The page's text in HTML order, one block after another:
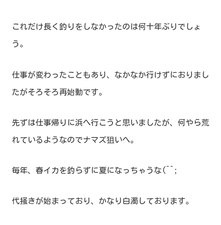
これだけ長く釣りをしなかったのは何十年ぶりでしょ
う。
仕事が変わったこともあり、なかなか行けずにおりまし
たがそろそろ再始動です。
先ずは仕事帰りに浜へ行こうと思いましたが、何やら荒
れているようなのでナマズ狙いへ。
毎年、春イカを釣らずに夏になっちゃうな(^^;
代掻きが始まっており、かなり白濁しております。